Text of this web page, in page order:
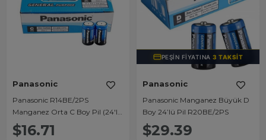
Panasonic
Panasonic R14BE/2PS
Manganez Orta C Boy Pil (24'lü
Paket)
$16.71
PEŞIN FIYATINA3 TAKSIT
Panasonic
Panasonic Manganez Büyük D
Boy 24’lü Pil R20BE/2PS
$29.39